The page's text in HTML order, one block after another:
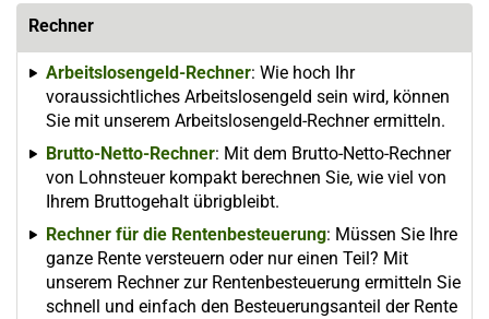
Rechner
Arbeitslosengeld-Rechner: Wie hoch Ihr
voraussichtliches Arbeitslosengeld sein wird, können
Sie mit unserem Arbeitslosengeld-Rechner ermitteln.
Brutto-Netto-Rechner: Mit dem Brutto-Netto-Rechner
von Lohnsteuer kompakt berechnen Sie, wie viel von
Ihrem Bruttogehalt übrigbleibt.
Rechner für die Rentenbesteuerung: Müssen Sie Ihre
ganze Rente versteuern oder nur einen Teil? Mit
unserem Rechner zur Rentenbesteuerung ermitteln Sie
schnell und einfach den Besteuerungsanteil der Rente